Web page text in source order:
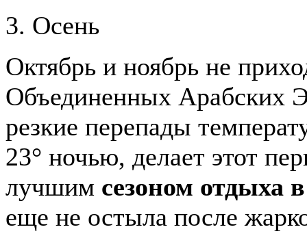
3. Осень
Октябрь и ноябрь не
Объединенных Арабских
резкие перепады
23° ночью, делает этот
лучшим сезоном отдыха
еще не остыла после